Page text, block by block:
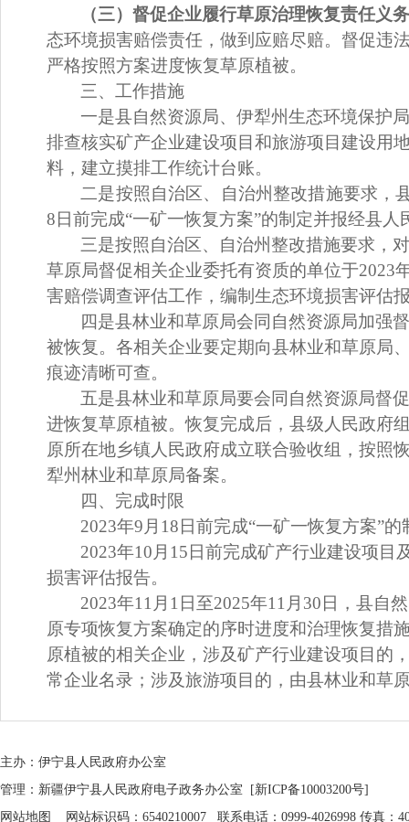
（三）督促企业履行草原治理恢复责任义
态环境损害赔偿责任，做到应赔尽赔。督促违
严格按照方案进度恢复草原植被。
三、工作措施
一是县自然资源局、伊犁州生态环境保护
排查核实矿产企业建设项目和旅游项目建设用
料，建立摸排工作统计台账。
二是按照自治区、自治州整改措施要求，
8 日前完成“一矿一恢复方案”的制定并报经县
三是按照自治区、自治州整改措施要求，
草原局督促相关企业委托有资质的单位于2023
害赔偿调查评估工作，编制生态环境损害评估
四是县林业和草原局会同自然资源局加强
被恢复。各相关企业要定期向县林业和草原局
痕迹清晰可查。
五是县林业和草原局要会同自然资源局督
进恢复草原植被。恢复完成后，县级人民政府
原所在地乡镇人民政府成立联合验收组，按照
犁州林业和草原局备案。
四、完成时限
2023年9 月 18 日前完成“一矿一恢复方案”
2023年10 月 15 日前完成矿产行业建设项目
损害评估报告。
2023年11 月 1 日至2025年11 月 30 日，县自
原专项恢复方案确定的序时进度和治理恢复措
原植被的相关企业，涉及矿产行业建设项目的
常企业名录；涉及旅游项目的，由县林业和草
主办：伊宁县人民政府办公室
管理：新疆伊宁县人民政府电子政务办公室
[新ICP备10003200号]
网站地图
网站标识码：6540210007 联系电话：0999-4026998 传真：